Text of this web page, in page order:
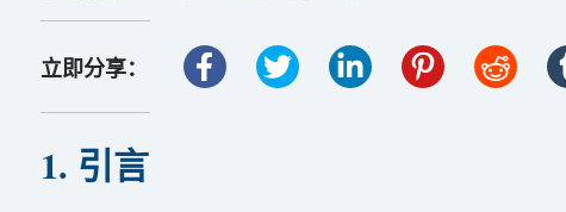
立即分享：
1. 引言